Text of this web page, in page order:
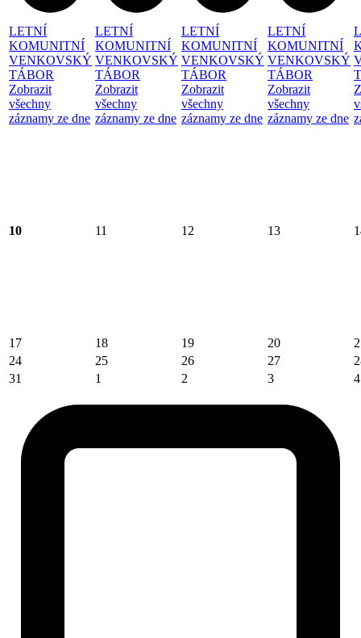
LETNÍ
KOMUNITNÍ
VENKOVSKÝ
TÁBOR
Zobrazit
všechny
záznamy ze dne
LETNÍ
KOMUNITNÍ
VENKOVSKÝ
TÁBOR
Zobrazit
všechny
záznamy ze dne
LETNÍ
KOMUNITNÍ
VENKOVSKÝ
TÁBOR
Zobrazit
všechny
záznamy ze dne
LETNÍ
KOMUNITNÍ
VENKOVSKÝ
TÁBOR
Zobrazit
všechny
záznamy ze dne
10 11 12 13
17 18 19 20
24
25 26 27
31
1 2 3 4